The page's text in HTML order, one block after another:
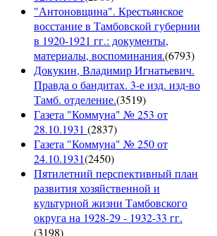
"Антоновщина". Крестьянское
восстание в Тамбовской губернии
в 1920-1921 гг.: документы,
материалы, воспоминания.(6793)
Докукин, Владимир Игнатьевич.
Правда о бандитах. 3-е изд. изд-во
Тамб. отделение.(3519)
Газета "Коммуна" № 253 от
28.10.1931 (2837)
Газета "Коммуна" № 250 от
24.10.1931(2450)
Пятилетний перспективный план
развития хозяйственной и
культурной жизни Тамбовского
округа на 1928-29 - 1932-33 гг.
(3198)